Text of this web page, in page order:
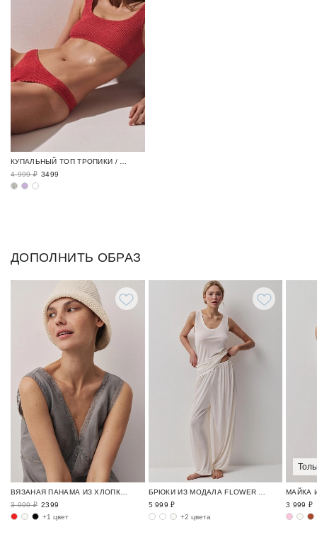
КУПАЛЬНЫЙ ТОП ТРОПИКИ / TROPICAL
4 999 ₽ 3499
ДОПОЛНИТЬ ОБРАЗ
ВЯЗАНАЯ ПАНАМА ИЗ ХЛОПКА ОДЕЖДА ДЛЯ ОТДЫХА / CRUISE
3 999 ₽ 2399
+1 цвет
5 999 ₽
+2 цвета
3 999 ₽